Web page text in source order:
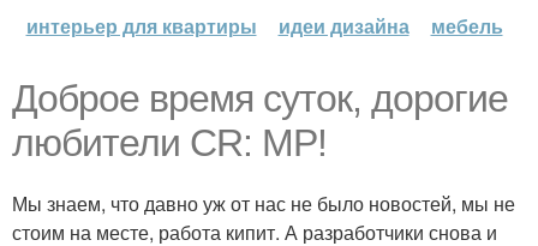
интерьер для квартиры
идеи дизайна мебель
Доброе время суток, дорогие
любители CR: MP!
Мы знаем, что давно уж от нас не было новостей, мы не
стоим на месте, работа кипит. А разработчики снова и